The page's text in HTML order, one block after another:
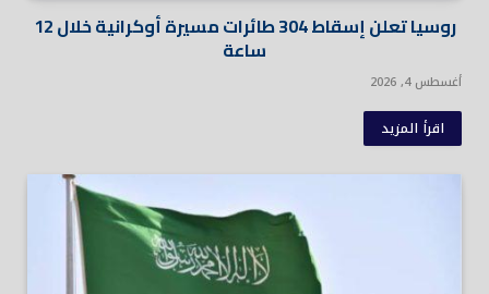
روسيا تعلن إسقاط 304 طائرات مسيرة أوكرانية خلال 12
ساعة
أغسطس 4, 2026
اقرأ المزيد